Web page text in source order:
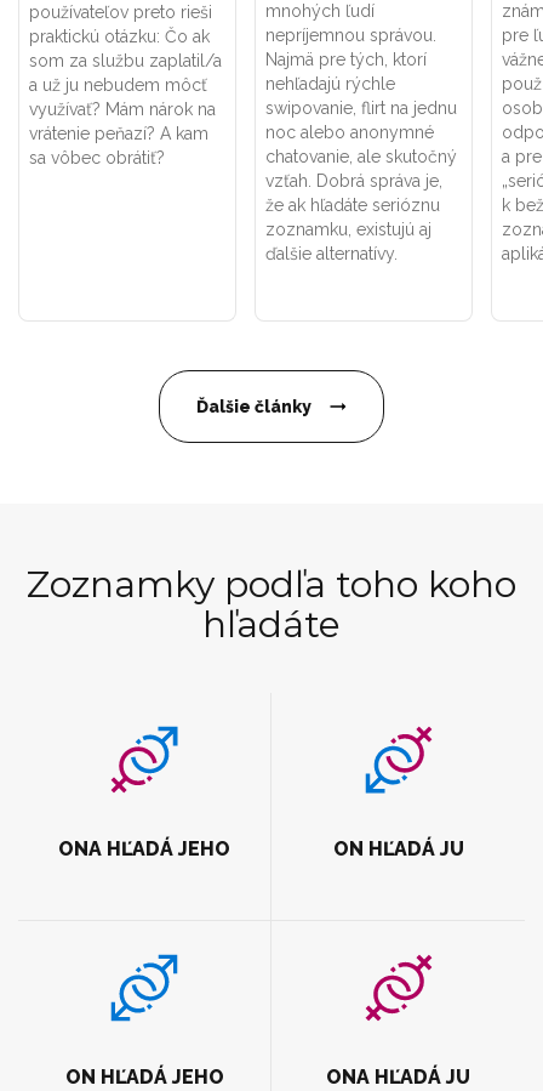
používateľov preto rieši
praktickú otázku: Čo ak
som za službu zaplatil/a
a už ju nebudem môcť
využívať? Mám nárok na
vrátenie peňazí? A kam
sa vôbec obrátiť?
mnohých ľudí
nepríjemnou správou.
Najmä pre tých, ktorí
nehľadajú rýchle
swipovanie, flirt na jednu
noc alebo anonymné
chatovanie, ale skutočný
vzťah. Dobrá správa je,
že ak hľadáte serióznu
zoznamku, existujú aj
ďalšie alternatívy.
pre
a
k
Ďalšie články
Zoznamky podľa toho koho
hľadáte
ONA HĽADÁ JEHO ON HĽADÁ JU
ON HĽADÁ JEHO ONA HĽADÁ JU